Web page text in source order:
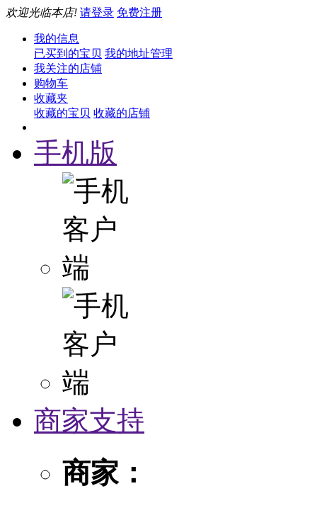
欢迎光临本店! 请登录 免费注册
我的信息
已买到的宝贝 我的地址管理
我关注的店铺
购物车
收藏夹
收藏的宝贝 收藏的店铺
手机版
商家支持
商家：